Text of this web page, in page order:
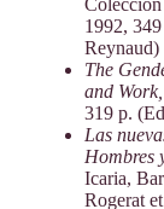
1992,
Reynaud)
The
and Work,
319 p.
Las
Hombres
Icaria,
Rogerat